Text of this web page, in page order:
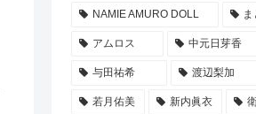
NAMIE AMURO DOLL
アムロス 中元日芽香
与田祐希 渡辺梨加
若月佑美 新内眞衣